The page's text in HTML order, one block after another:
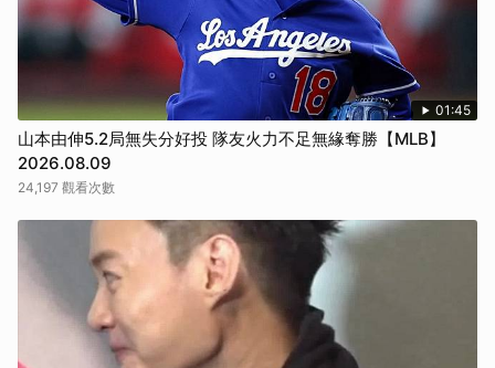
01:45
山本由伸5.2局無失分好投 隊友火力不足無緣奪勝【MLB】
2026.08.09
24,197 觀看次數